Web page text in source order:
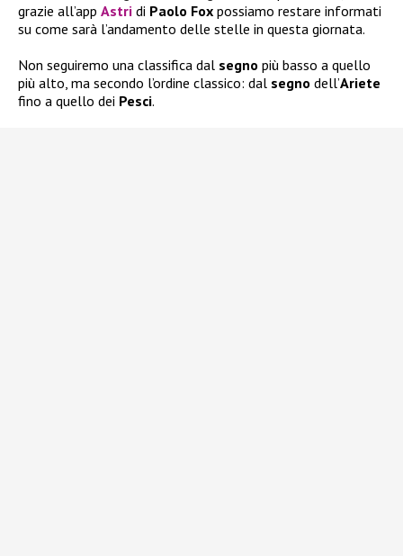
grazie all’app Astri di Paolo Fox possiamo restare informati
su come sarà l’andamento delle stelle in questa giornata.
Non seguiremo una classifica dal segno più basso a quello
più alto, ma secondo l’ordine classico: dal segno dell’Ariete
fino a quello dei Pesci.